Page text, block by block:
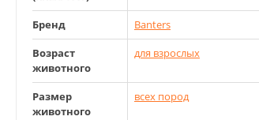
Бренд
Banters
Возраст
животного
для взрослых
Размер
животного
всех пород